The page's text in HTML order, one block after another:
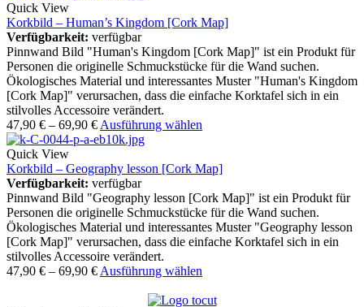
Quick View
Korkbild – Human’s Kingdom [Cork Map]
Verfügbarkeit: verfügbar
Pinnwand Bild "Human's Kingdom [Cork Map]" ist ein Produkt für
Personen die originelle Schmuckstücke für die Wand suchen.
Ökologisches Material und interessantes Muster "Human's Kingdom
[Cork Map]" verursachen, dass die einfache Korktafel sich in ein
stilvolles Accessoire verändert.
47,90 € – 69,90 € Ausführung wählen
Quick View
Korkbild – Geography lesson [Cork Map]
Verfügbarkeit: verfügbar
Pinnwand Bild "Geography lesson [Cork Map]" ist ein Produkt für
Personen die originelle Schmuckstücke für die Wand suchen.
Ökologisches Material und interessantes Muster "Geography lesson
[Cork Map]" verursachen, dass die einfache Korktafel sich in ein
stilvolles Accessoire verändert.
47,90 € – 69,90 € Ausführung wählen